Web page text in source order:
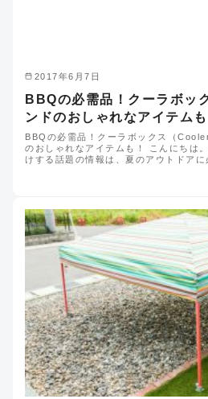
2017年6月7日
BBQの必需品！クーラボッ
ンドのおしゃれなアイテムも
BBQの必需品！クーラボックス（
のおしゃれなアイテムも！ こんにちは
けする話題の情報は、夏のアウトドア